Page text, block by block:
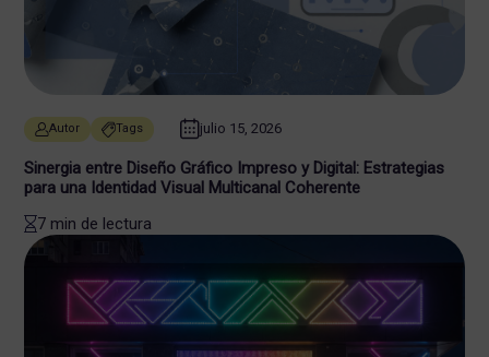
Autor Tags julio 15, 2026
Sinergia entre Diseño Gráfico Impreso y Digital: Estrategias
para una Identidad Visual Multicanal Coherente
7 min de lectura